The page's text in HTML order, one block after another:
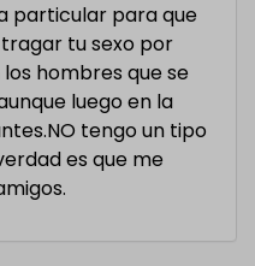
particular para que
tu sexo por
hombres que se
luego en la
tengo un tipo
es que me